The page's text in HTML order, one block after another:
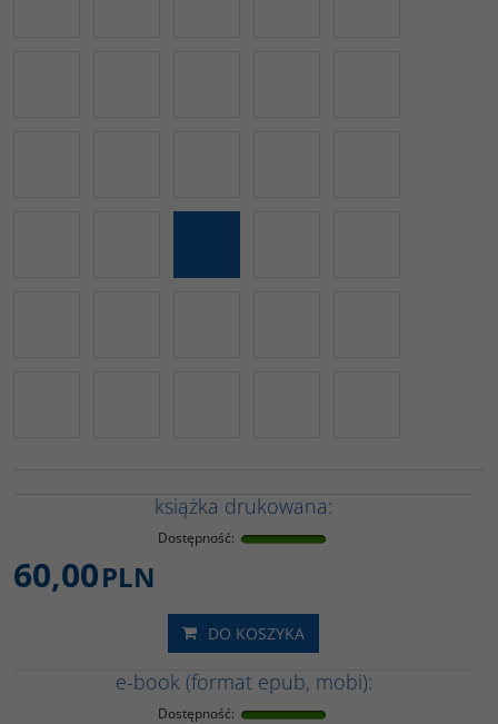
książka drukowana:
Dostępność:
60,00PLN
DO KOSZYKA
e-book (format epub, mobi):
Dostępność: